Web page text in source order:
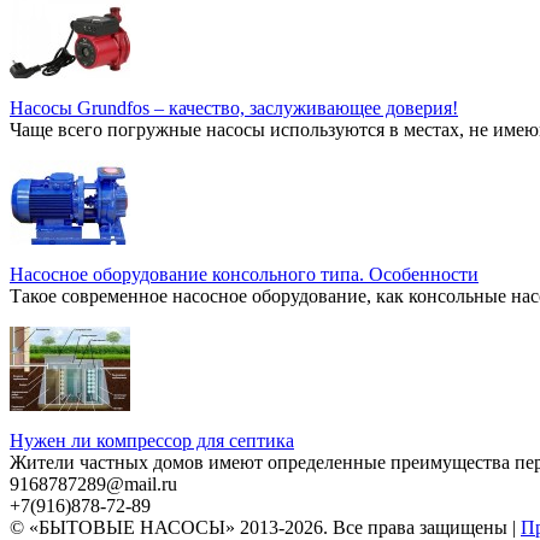
Насосы Grundfos – качество, заслуживающее доверия!
Чаще всего погружные насосы используются в местах, не
Насосное оборудование консольного типа. Особенности
Такое современное насосное оборудование, как консольные
Нужен ли компрессор для септика
Жители частных домов имеют определенные преимущества
9168787289@mail.ru
+7(916)878-72-89
© «БЫТОВЫЕ НАСОСЫ» 2013-2026. Все права защищены |